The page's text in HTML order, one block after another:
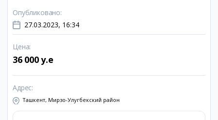
Опубликовано:
27.03.2023, 16:34
Цена:
36 000 y.e
Адрес:
Ташкент, Мирзо-Улугбекский район